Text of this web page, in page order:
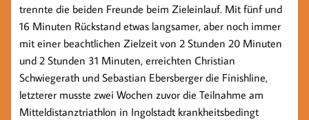
trennte die beiden Freunde beim Zieleinlauf. Mit fünf und
16 Minuten Rückstand etwas langsamer, aber noch immer
mit einer beachtlichen Zielzeit von 2 Stunden 20 Minuten
und 2 Stunden 31 Minuten, erreichten Christian
Schwiegerath und Sebastian Ebersberger die Finishline,
letzterer musste zwei Wochen zuvor die Teilnahme am
Mitteldistanztriathlon in Ingolstadt krankheitsbedingt